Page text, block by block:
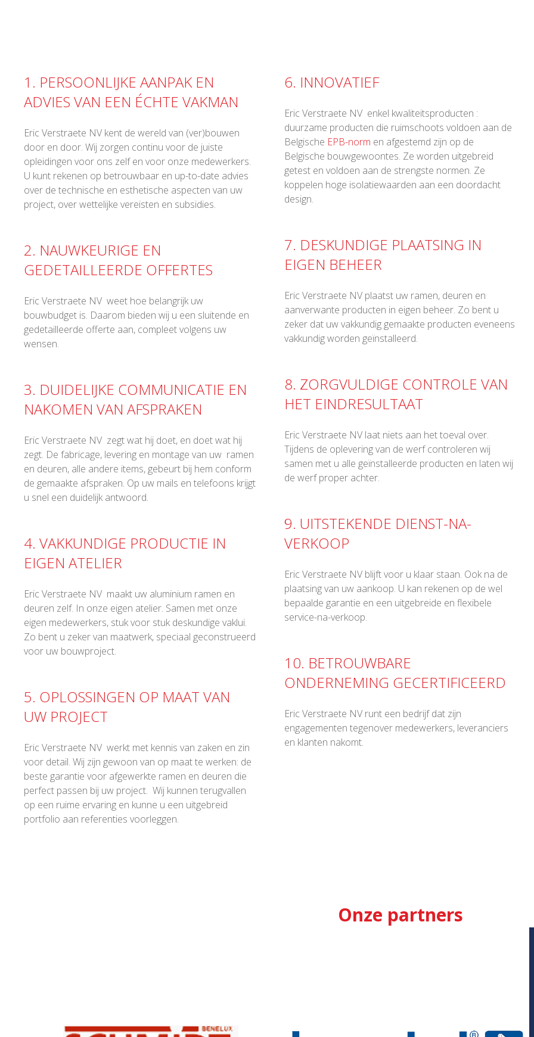
1. PERSOONLIJKE AANPAK EN
ADVIES VAN EEN ÉCHTE VAKMAN
Eric Verstraete NV kent de wereld van (ver)bouwen
door en door. Wij zorgen continu voor de juiste
opleidingen voor ons zelf en voor onze medewerkers.
U kunt rekenen op betrouwbaar en up-to-date advies
over de technische en esthetische aspecten van uw
project, over wettelijke vereisten en subsidies.
2. NAUWKEURIGE EN
GEDETAILLEERDE OFFERTES
Eric Verstraete NV weet hoe belangrijk uw
bouwbudget is. Daarom bieden wij u een sluitende en
gedetailleerde offerte aan, compleet volgens uw
wensen.
3. DUIDELIJKE COMMUNICATIE EN
NAKOMEN VAN AFSPRAKEN
Eric Verstraete NV zegt wat hij doet, en doet wat hij
zegt. De fabricage, levering en montage van uw ramen
en deuren, alle andere items, gebeurt bij hem conform
de gemaakte afspraken. Op uw mails en telefoons krijgt
u snel een duidelijk antwoord.
4. VAKKUNDIGE PRODUCTIE IN
EIGEN ATELIER
Eric Verstraete NV maakt uw aluminium ramen en
deuren zelf. In onze eigen atelier. Samen met onze
eigen medewerkers, stuk voor stuk deskundige vaklui.
Zo bent u zeker van maatwerk, speciaal geconstrueerd
voor uw bouwproject.
5. OPLOSSINGEN OP MAAT VAN
UW PROJECT
Eric Verstraete NV werkt met kennis van zaken en zin
voor detail. Wij zijn gewoon van op maat te werken: de
beste garantie voor afgewerkte ramen en deuren die
perfect passen bij uw project. Wij kunnen terugvallen
op een ruime ervaring en kunne u een uitgebreid
portfolio aan referenties voorleggen.
6. INNOVATIEF
Eric Verstraete NV enkel kwaliteitsproducten :
duurzame producten die ruimschoots voldoen aan de
Belgische EPB-norm en afgestemd zijn op de
Belgische bouwgewoontes. Ze worden uitgebreid
getest en voldoen aan de strengste normen. Ze
koppelen hoge isolatiewaarden aan een doordacht
design.
7. DESKUNDIGE PLAATSING IN
EIGEN BEHEER
Eric Verstraete NV plaatst uw ramen, deuren en
aanverwante producten in eigen beheer. Zo bent u
zeker dat uw vakkundig gemaakte producten eveneens
vakkundig worden geïnstalleerd.
8. ZORGVULDIGE CONTROLE VAN
HET EINDRESULTAAT
Eric Verstraete NV laat niets aan het toeval over.
Tijdens de oplevering van de werf controleren wij
samen met u alle geïnstalleerde producten en laten wij
de werf proper achter.
9. UITSTEKENDE DIENST-NA-
VERKOOP
Eric Verstraete NV blijft voor u klaar staan. Ook na de
plaatsing van uw aankoop. U kan rekenen op de wel
bepaalde garantie en een uitgebreide en flexibele
service-na-verkoop.
10. BETROUWBARE
ONDERNEMING GECERTIFICEERD
Eric Verstraete NV runt een bedrijf dat zijn
engagementen tegenover medewerkers, leveranciers
en klanten nakomt.
Onze partners